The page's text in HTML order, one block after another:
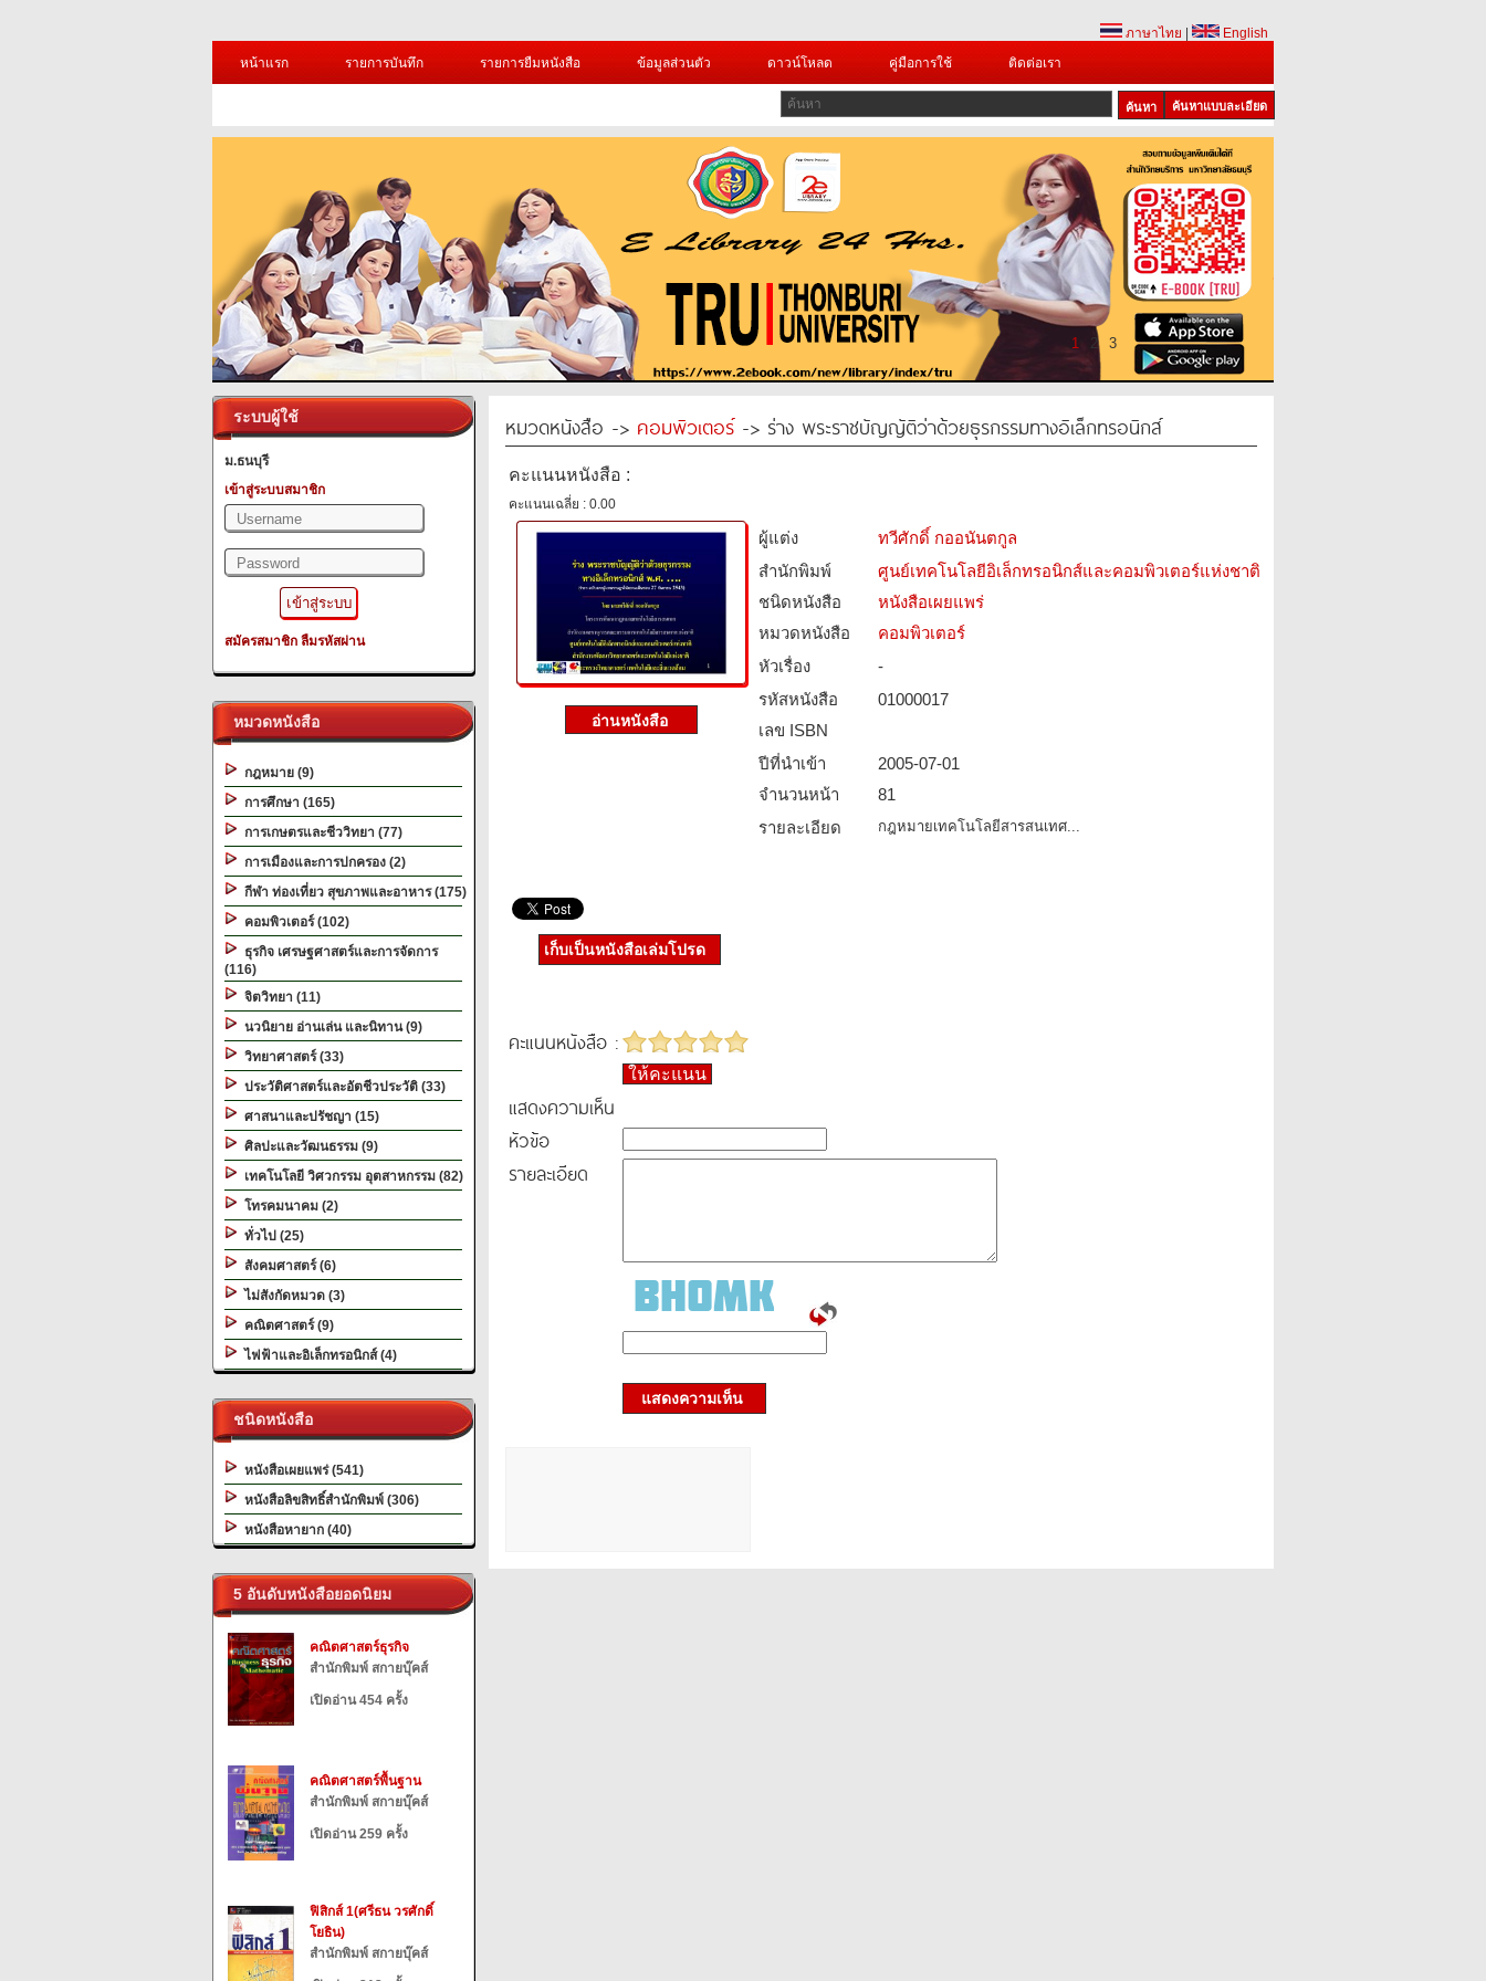
ภาษาไทย
English
หน้าแรก
รายการบันทึก รายการยืมหนังสือ ข้อมูลส่วนตัว ดาวน์โหลด คู่มือการใช้ ติดต่อเรา
ค้นหาแบบละเอียด
1 2 3
ระบบผู้ใช้
ม.ธนบุรี
เข้าสู่ระบบสมาชิก
สมัครสมาชิก ลืมรหัสผ่าน
หมวดหนังสือ
กฎหมาย (9)
การศึกษา (165)
การเกษตรและชีววิทยา (77)
การเมืองและการปกครอง (2)
กีฬา ท่องเที่ยว สุขภาพและอาหาร (175)
คอมพิวเตอร์ (102)
ธุรกิจ เศรษฐศาสตร์และการจัดการ
(116)
จิตวิทยา (11)
นวนิยาย อ่านเล่น และนิทาน (9)
วิทยาศาสตร์ (33)
ประวัติศาสตร์และอัตชีวประวัติ (33)
ศาสนาและปรัชญา (15)
ศิลปะและวัฒนธรรม (9)
เทคโนโลยี วิศวกรรม อุตสาหกรรม (82)
โทรคมนาคม (2)
ทั่วไป (25)
สังคมศาสตร์ (6)
ไม่สังกัดหมวด (3)
คณิตศาสตร์ (9)
ไฟฟ้าและอิเล็กทรอนิกส์ (4)
ชนิดหนังสือ
หนังสือเผยแพร่ (541)
หนังสือลิขสิทธิ์สำนักพิมพ์ (306)
หนังสือหายาก (40)
5 อันดับหนังสือยอดนิยม
คณิตศาสตร์ธุรกิจ
สำนักพิมพ์ สกายบุ๊คส์
เปิดอ่าน 454 ครั้ง
คณิตศาสตร์พื้นฐาน
สำนักพิมพ์ สกายบุ๊คส์
เปิดอ่าน 259 ครั้ง
ฟิสิกส์ 1(ศรีธน วรศักดิ์
โยธิน)
สำนักพิมพ์ สกายบุ๊คส์
หมวดหนังสือ -> คอมพิวเตอร์-> ร่าง พระราชบัญญัติว่าด้วยธุรกรรมทางอิเล็กทรอนิกส์
คะแนนหนังสือ :
คะแนนเฉลี่ย : 0.00
ผู้แต่ง
ทวีศักดิ์ กออนันตกูล
สำนักพิมพ์
ศูนย์เทคโนโลยีอิเล็กทรอนิกส์และคอมพิวเตอร์แห่งชาติ
ชนิดหนังสือ­
หนังสือเผยแพร่
หมวดหนังสือ­
คอมพิวเตอร์
หัวเรื่อง
-
รหัสหนังสือ­
01000017
เลข ISBN
ปีที่นำเข้า
2005-07-01
จำนวนหน้า
81
รายละเอียด
กฎหมายเทคโนโลยีสารสนเทศ...
เก็บเป็นหนังสือเล่มโปรด
คะแนนหนังสือ :
ให้คะแนน
แสดงความเห็น
หัวข้อ
รายละเอียด
แสดงความเห็น